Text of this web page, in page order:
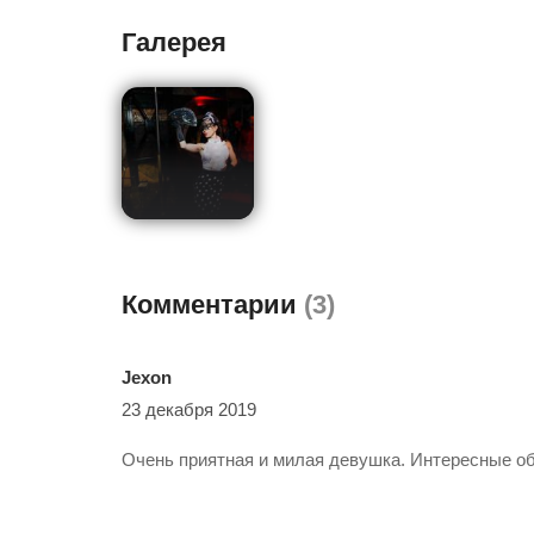
Галерея
Комментарии (3)
Jexon
23 декабря 2019
Очень приятная и милая девушка. Интересные